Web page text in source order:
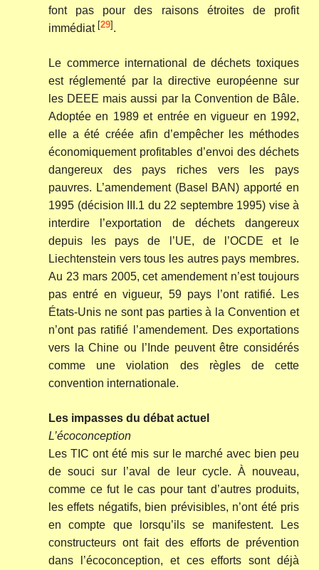
font pas pour des raisons étroites de profit
immédiat[29].
Le commerce international de déchets toxiques
est réglementé par la directive européenne sur
les DEEE mais aussi par la Convention de Bâle.
Adoptée en 1989 et entrée en vigueur en 1992,
elle a été créée afin d’empêcher les méthodes
économiquement profitables d’envoi des déchets
dangereux des pays riches vers les pays
pauvres. L’amendement (Basel BAN) apporté en
1995 (décision III.1 du 22 septembre 1995) vise à
interdire l’exportation de déchets dangereux
depuis les pays de l’UE, de l’OCDE et le
Liechtenstein vers tous les autres pays membres.
Au 23 mars 2005, cet amendement n’est toujours
pas entré en vigueur, 59 pays l’ont ratifié. Les
États-Unis ne sont pas parties à la Convention et
n’ont pas ratifié l’amendement. Des exportations
vers la Chine ou l’Inde peuvent être considérés
comme une violation des règles de cette
convention internationale.
Les impasses du débat actuel
L’écoconception
Les TIC ont été mis sur le marché avec bien peu
de souci sur l’aval de leur cycle. À nouveau,
comme ce fut le cas pour tant d’autres produits,
les effets négatifs, bien prévisibles, n’ont été pris
en compte que lorsqu’ils se manifestent. Les
constructeurs ont fait des efforts de prévention
dans l’écoconception, et ces efforts sont déjà